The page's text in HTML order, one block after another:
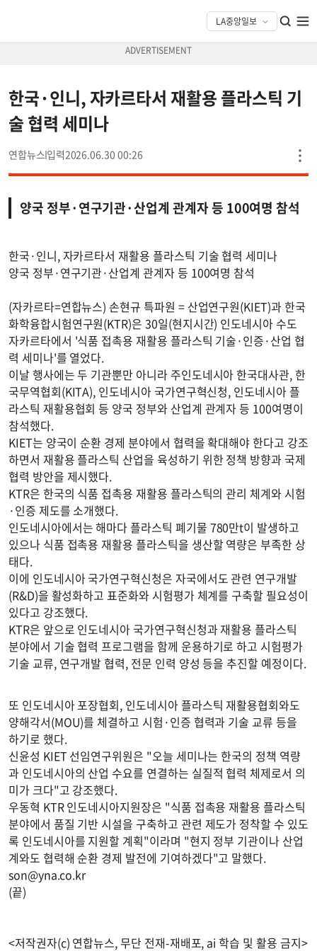
한국·인니, 자카르타서 재활용 플라스틱 기
술 협력 세미나
연합뉴스 2026.06.30 00:26
양국 정부·연구기관·산업계 관계자 등 100여명 참석
한국·인니, 자카르타서 재활용 플라스틱 기술 협력 세미나
양국 정부·연구기관·산업계 관계자 등 100여명 참석
(자카르타=연합뉴스) 손현규 특파원 = 산업연구원(KIET)과 한국
화학융합시험연구원(KTR)은 30일(현지시간) 인도네시아 수도
자카르타에서 '식품 접촉용 재활용 플라스틱 기술·인증·산업 협
력 세미나'를 열었다.
이날 행사에는 두 기관뿐만 아니라 주인도네시아 한국대사관, 한
국무역협회(KITA), 인도네시아 국가연구혁신청, 인도네시아 플
라스틱 재활용협회 등 양국 정부와 산업계 관계자 등 100여명이
참석했다.
KIET는 양국이 순환 경제 분야에서 협력을 확대해야 한다고 강조
하면서 재활용 플라스틱 산업을 육성하기 위한 정책 방향과 국제
협력 방안을 제시했다.
KTR은 한국의 식품 접촉용 재활용 플라스틱의 관리 체계와 시험
·인증 제도를 소개했다.
인도네시아에서는 해마다 플라스틱 폐기물 780만t이 발생하고
있으나 식품 접촉용 재활용 플라스틱을 생산할 역량은 부족한 상
태다.
이에 인도네시아 국가연구혁신청은 자국에서도 관련 연구개발
(R&D)을 활성화하고 표준화와 시험평가 체계를 구축할 필요성이
있다고 강조했다.
KTR은 앞으로 인도네시아 국가연구혁신청과 재활용 플라스틱
분야에서 기술 협력 프로그램을 함께 운용하기로 하고 시험평가
기술 교류, 연구개발 협력, 전문 인력 양성 등을 추진할 예정이다.
또 인도네시아 포장협회, 인도네시아 플라스틱 재활용협회와도
양해각서(MOU)를 체결하고 시험·인증 협력과 기술 교류 등을
하기로 했다.
신윤성 KIET 선임연구위원은 "오늘 세미나는 한국의 정책 역량
과 인도네시아의 산업 수요를 연결하는 실질적 협력 체제로서 의
미가 크다"고 강조했다.
우동혁 KTR 인도네시아지원장은 "식품 접촉용 재활용 플라스틱
분야에서 품질 기반 시설을 구축하고 관련 제도가 정착할 수 있도
록 인도네시아를 지원할 계획"이라며 "현지 정부 기관이나 산업
계와도 협력해 순환 경제 발전에 기여하겠다"고 말했다.
son@yna.co.kr
(끝)
<저작권자(c) 연합뉴스, 무단 전재-재배포, ai 학습 및 활용 금지>